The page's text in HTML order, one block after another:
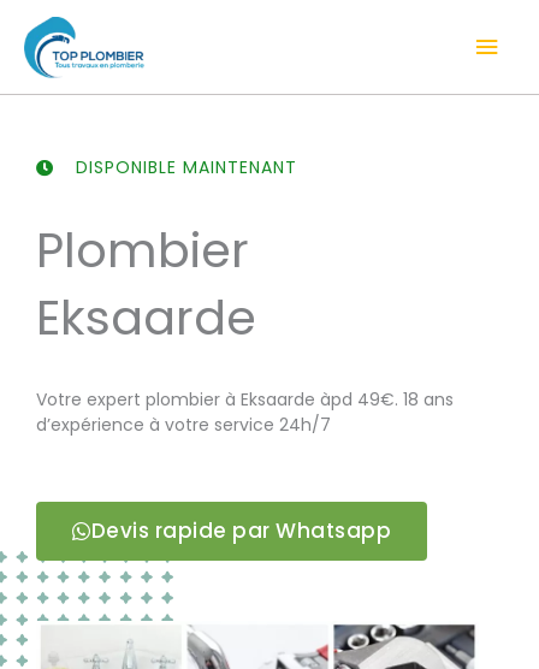
contenu
DISPONIBLE MAINTENANT
Plombier
Eksaarde
Votre expert plombier à Eksaarde àpd 49€. 18 ans
d’expérience à votre service 24h/7
Devis rapide par Whatsapp